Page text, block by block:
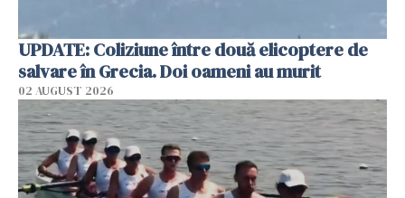
UPDATE: Coliziune între două elicoptere de
salvare în Grecia. Doi oameni au murit
02 AUGUST 2026